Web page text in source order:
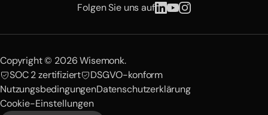
Folgen Sie uns auf
Copyright © 2026 Wisemonk.
SOC 2 zertifiziert
DSGVO-konform
NutzungsbedingungenDatenschutzerklärung
Cookie-Einstellungen